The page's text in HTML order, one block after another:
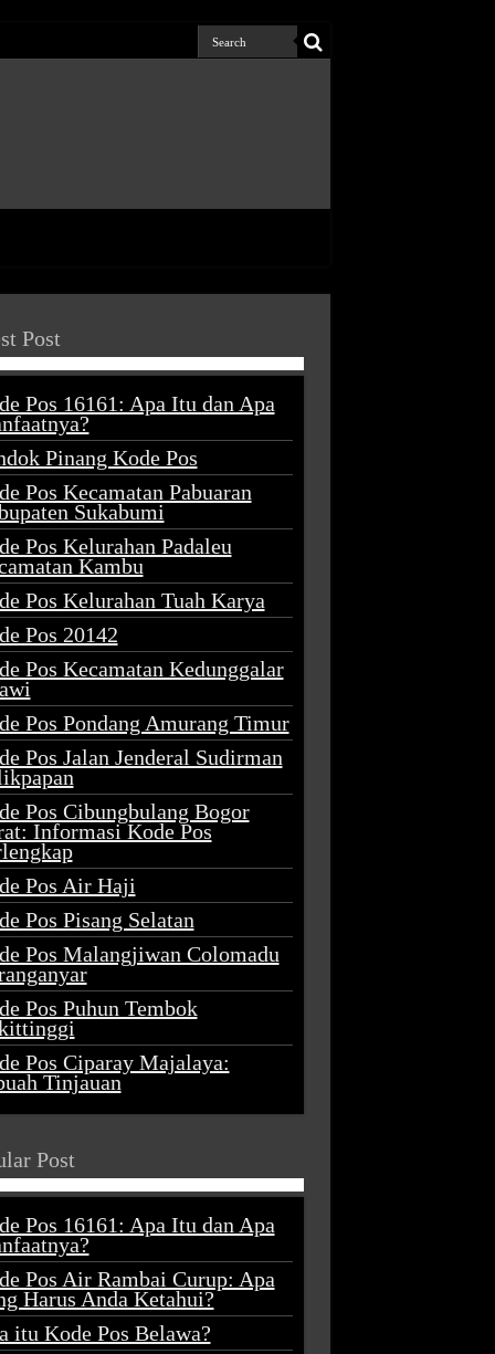
Post
Pos 16161: Apa Itu dan Apa
Pinang Kode Pos
Pos Kecamatan Pabuaran
Sukabumi
Pos Kelurahan Padaleu
Kambu
Pos Kelurahan Tuah Karya
Pos 20142
Pos Kecamatan Kedunggalar
Pos Pondang Amurang Timur
Pos Jalan Jenderal Sudirman
Pos Cibungbulang Bogor
Informasi Kode Pos
Pos Air Haji
Pos Pisang Selatan
Pos Malangjiwan Colomadu
Pos Puhun Tembok
Pos Ciparay Majalaya:
Tinjauan
Post
Pos 16161: Apa Itu dan Apa
Pos Air Rambai Curup: Apa
Harus Anda Ketahui?
itu Kode Pos Belawa?